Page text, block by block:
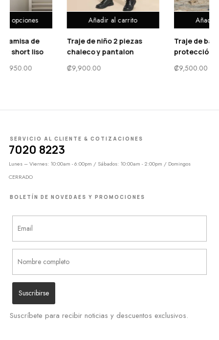
Traje de niño 2 piezas
chaleco y pantalon
₡9,900.00
Traje de baño unisex con
protección solar
SERVICIO AL CLIENTE & COTIZACIONES
7020 8223
Lunes – Viernes: 10:00am - 6:00pm / Sábados: 10:00am - 2:00pm / Domingos
CERRADO
BOLETÍN DE NOVEDAES Y PROMOCIONES
Suscríbete para recibir noticias y descuentos exclusivos.